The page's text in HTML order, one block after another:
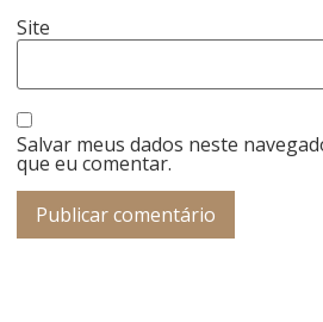
Site
Salvar meus dados neste
que eu comentar.